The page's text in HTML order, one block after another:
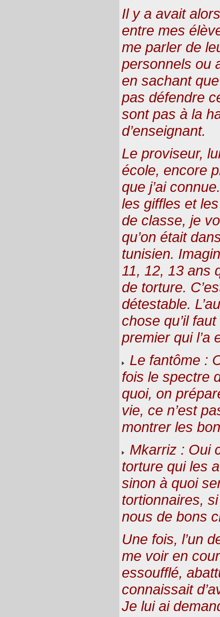
Il y a avait
entre mes
me parler de
personnels ou
en sachant
pas défendre
sont pas à la
d’enseignant.
Le proviseur,
école, encore
que j’ai
les giffles et
de classe, je
qu’on était
tunisien.
11, 12, 13 ans
de torture.
détestable.
chose qu’il
premier qui l’a
Le fantôme :
fois le spectre
quoi, on
vie, ce n’est
montrer les
Mkarriz : Oui
torture qui les
sinon à quoi
tortionnaires,
nous de bons
Une fois, l’un
me voir en
essoufflé,
connaissait
Je lui ai